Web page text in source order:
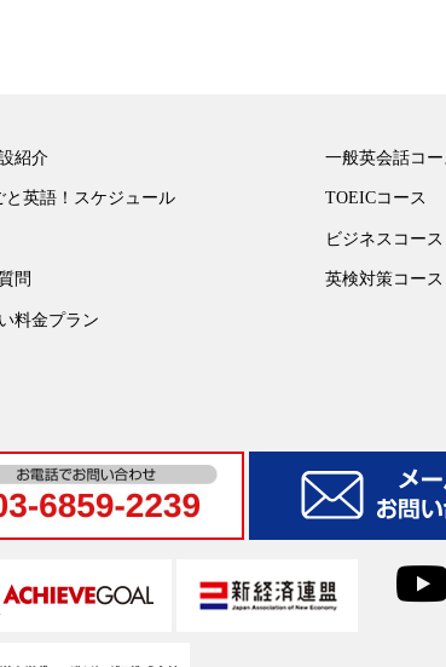
紹介
と英語！スケジュール
問
料金プラン
一般英会話コー
TOEICコース
ビジネスコース
英検対策コース